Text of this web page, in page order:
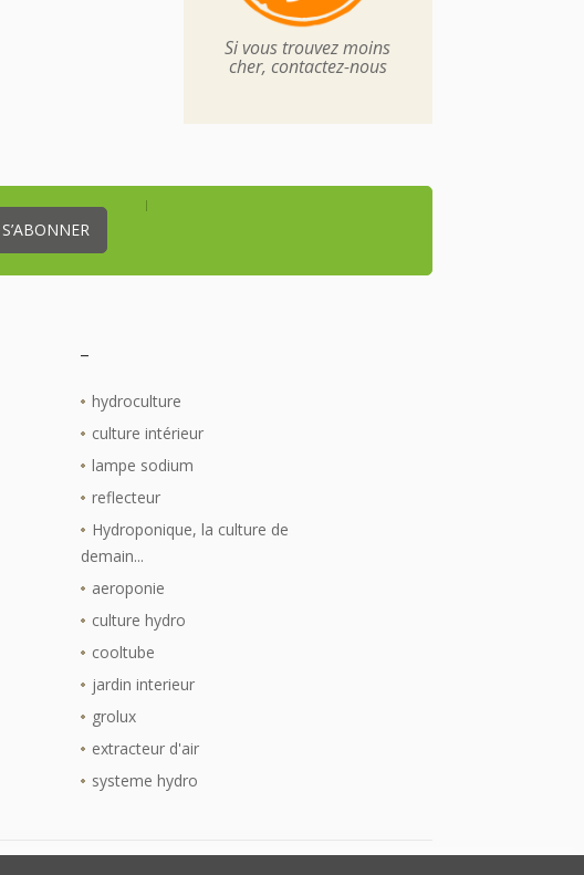
Si vous trouvez moins
cher, contactez-nous
hydroculture
culture intérieur
lampe sodium
reflecteur
Hydroponique, la culture de
demain...
aeroponie
culture hydro
cooltube
jardin interieur
grolux
extracteur d'air
systeme hydro